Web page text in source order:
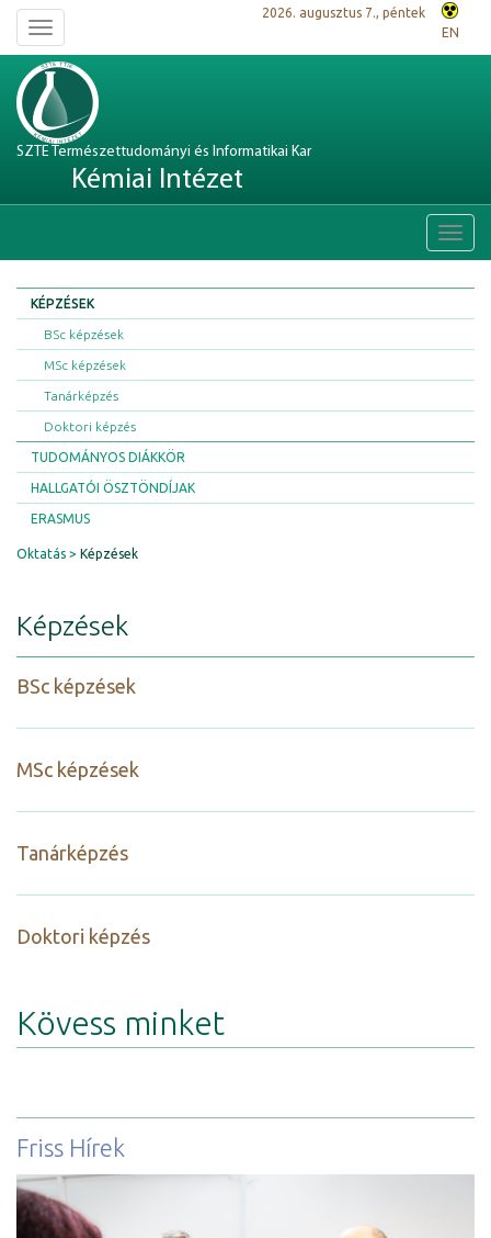
Toggle
navigation
2026. augusztus 7., péntek
EN
SZTE Természettudományi és Informatikai Kar
Kémiai Intézet
KÉPZÉSEK
BSc képzések
MSc képzések
Tanárképzés
Doktori képzés
TUDOMÁNYOS DIÁKKÖR
HALLGATÓI ÖSZTÖNDÍJAK
ERASMUS
Oktatás Képzések
Képzések
BSc képzések
MSc képzések
Tanárképzés
Doktori képzés
Kövess minket
Friss Hírek